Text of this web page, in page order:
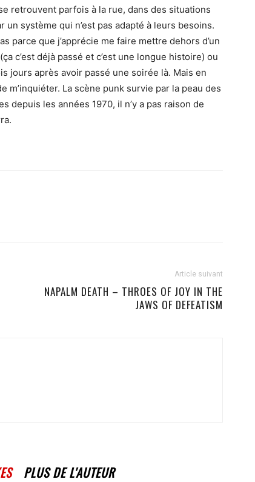
retrouvent parfois à la rue, dans des situations
système qui n’est pas adapté à leurs besoins.
parce que j’apprécie me faire mettre dehors d’un
c’est déjà passé et c’est une longue histoire) ou
jours après avoir passé une soirée là. Mais en
m’inquiéter. La scène punk survie par la peau des
depuis les années 1970, il n’y a pas raison de
Article suivant
NAPALM DEATH – THROES OF JOY IN THE
JAWS OF DEFEATISM
PLUS DE L'AUTEUR